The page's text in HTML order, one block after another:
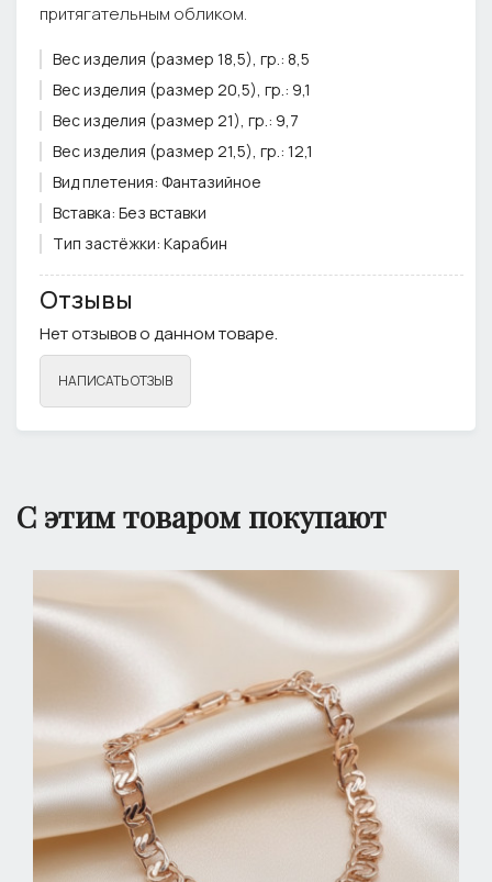
притягательным обликом.
Вес изделия (размер 18,5), гр.: 8,5
Вес изделия (размер 20,5), гр.: 9,1
Вес изделия (размер 21), гр.: 9,7
Вес изделия (размер 21,5), гр.: 12,1
Вид плетения: Фантазийное
Вставка: Без вставки
Тип застёжки: Карабин
Цвет вставки: нет
Цвет металла:
Ширина плетения, см.:0,75
Отзывы
Нет отзывов о данном товаре.
НАПИСАТЬ ОТЗЫВ
С этим товаром покупают